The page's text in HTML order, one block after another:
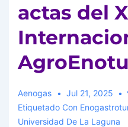
actas del
Aenogas Jul 21, 2025
Etiquetado Con
Universidad De La Laguna